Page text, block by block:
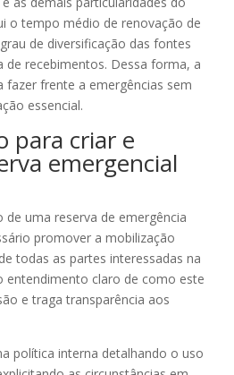
o tempo médio de renovação de
de diversificação das fontes
de recebimentos. Dessa forma, a
fazer frente a emergências sem
essencial.
para criar e
emergencial
de uma reserva de emergência
promover a mobilização
todas as partes interessadas na
entendimento claro de como este
e traga transparência aos
política interna detalhando o uso